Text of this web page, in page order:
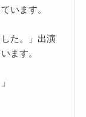
います。
た。」出演
ます。